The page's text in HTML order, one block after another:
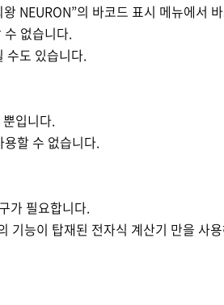
왕 NEURON”의 바코드 표시 메뉴에서
수 없습니다.
수도 있습니다.
입니다.
할 수 없습니다.
가 필요합니다.
기능이 탑재된 전자식 계산기 만을 사